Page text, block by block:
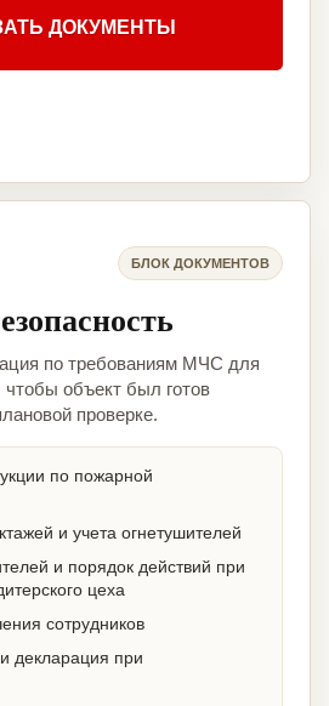
ДОКУМЕНТЫ
БЛОК ДОКУМЕНТОВ
по требованиям МЧС для
чтобы объект был готов
проверке.
по пожарной
и учета огнетушителей
и порядок действий при
цеха
сотрудников
декларация при